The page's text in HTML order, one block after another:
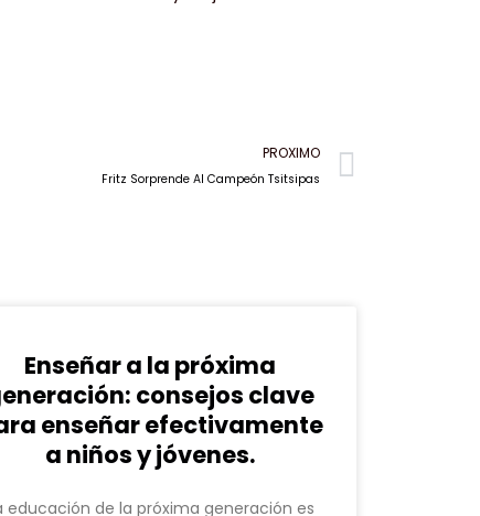
PROXIMO
Fritz Sorprende Al Campeón Tsitsipas
Enseñar a la próxima
consejos clave
enseñar efectivamente
a niños y jóvenes.
educación de la próxima generación es